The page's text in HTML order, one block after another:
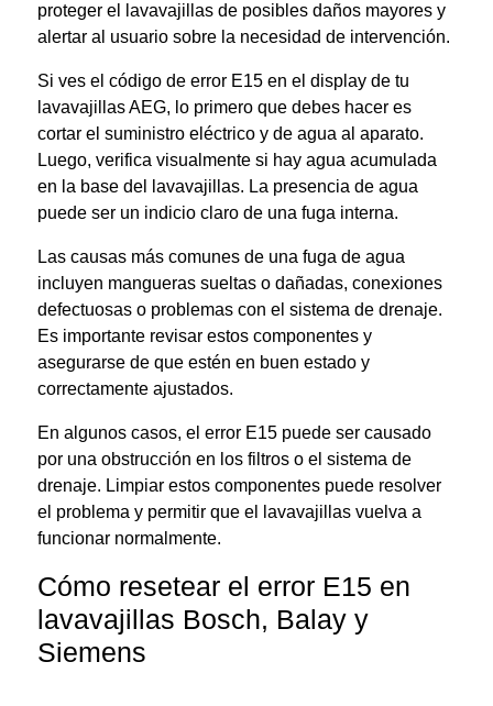
proteger el lavavajillas de posibles daños mayores y
alertar al usuario sobre la necesidad de intervención.
Si ves el código de error E15 en el display de tu
lavavajillas AEG, lo primero que debes hacer es
cortar el suministro eléctrico y de agua al aparato.
Luego, verifica visualmente si hay agua acumulada
en la base del lavavajillas. La presencia de agua
puede ser un indicio claro de una fuga interna.
Las causas más comunes de una fuga de agua
incluyen mangueras sueltas o dañadas, conexiones
defectuosas o problemas con el sistema de drenaje.
Es importante revisar estos componentes y
asegurarse de que estén en buen estado y
correctamente ajustados.
En algunos casos, el error E15 puede ser causado
por una obstrucción en los filtros o el sistema de
drenaje. Limpiar estos componentes puede resolver
el problema y permitir que el lavavajillas vuelva a
funcionar normalmente.
Cómo resetear el error E15 en
lavavajillas Bosch, Balay y
Siemens